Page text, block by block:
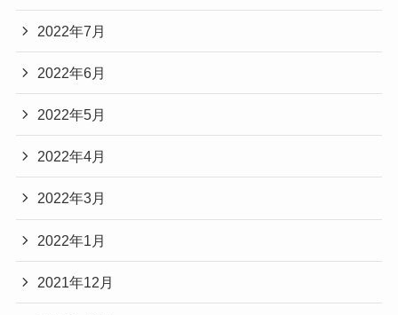
2022年7月
2022年6月
2022年5月
2022年4月
2022年3月
2022年1月
2021年12月